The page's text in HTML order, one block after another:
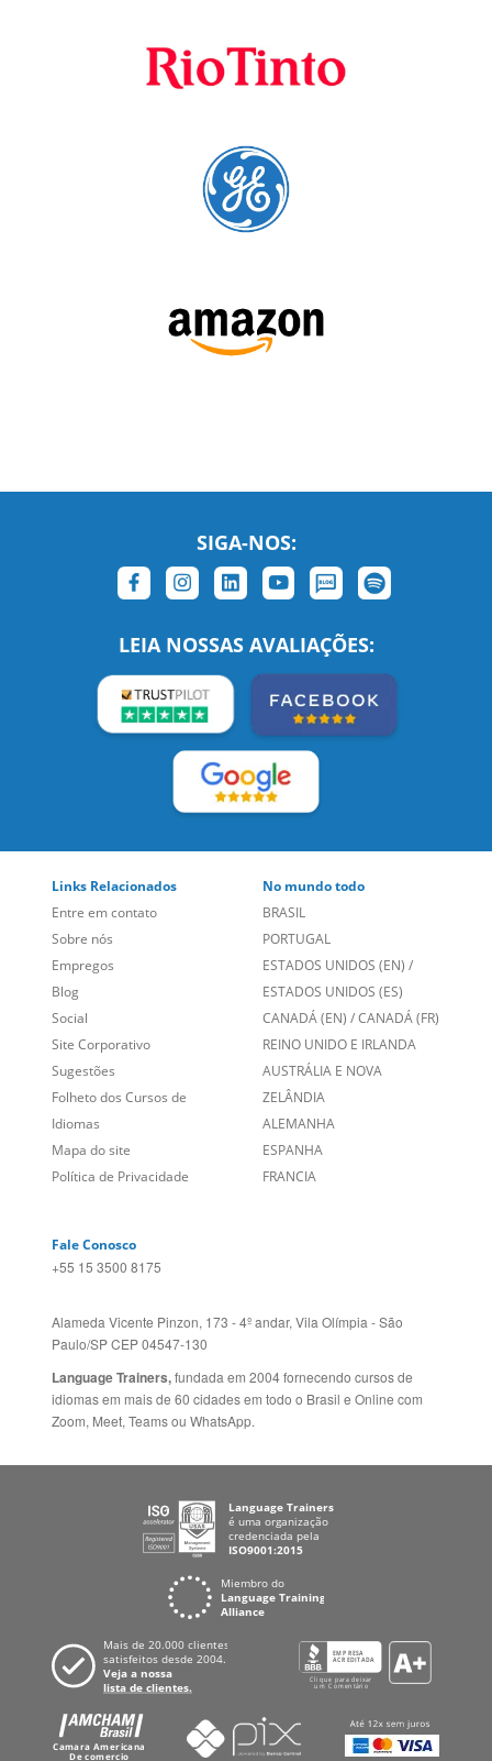
SIGA-NOS:
LEIA NOSSAS AVALIAÇÕES:
Sobre nós
Empregos
Blog
Social
Site Corporativo
Sugestões
Folheto dos Cursos de
Idiomas
Mapa do site
Política de Privacidade
PORTUGAL
ESTADOS UNIDOS (EN)
ESTADOS UNIDOS (ES)
CANADÁ (EN)/CANADÁ (FR)
REINO UNIDO E IRLANDA
AUSTRÁLIA E NOVA
ZELÂNDIA
ALEMANHA
ESPANHA
FRANCIA
Alameda Vicente Pinzon, 173 - 4º andar, Vila Olímpia - São
Language Trainers,fundada em 2004 fornecendo cursos de
idiomas em mais de 60 cidades em todo o Brasil e Online com